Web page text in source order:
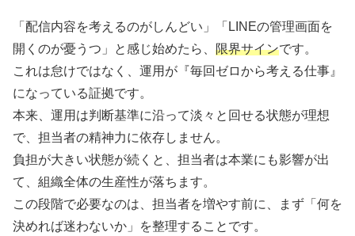
「配信内容を考えるのがしんどい」「LINEの管理画面を
開くのが憂うつ」と感じ始めたら、 限界サインです。
これは怠けではなく、運用が『毎回ゼロから考える仕事』
になっている証拠です。
本来、運用は判断基準に沿って淡々と回せる状態が理想
で、担当者の精神力に依存しません。
負担が大きい状態が続くと、担当者は本業にも影響が出
て、組織全体の生産性が落ちます。
この段階で必要なのは、担当者を増やす前に、まず「何を
決めれば迷わないか」を整理することです。